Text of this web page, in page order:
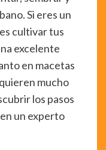
Si eres un
cultivar tus
excelente
en macetas
mucho
los pasos
un experto